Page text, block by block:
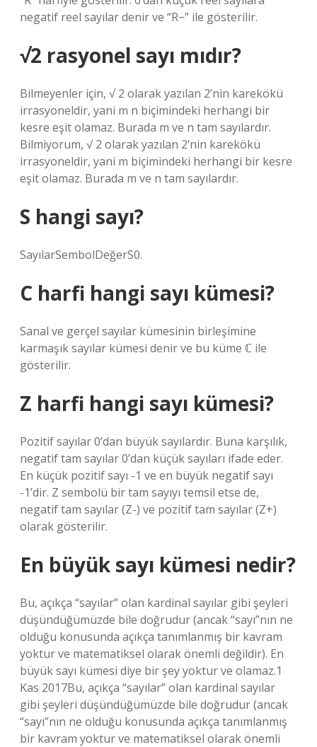
negatif reel sayılar denir ve “R−” ile gösterilir.
√2 rasyonel sayı mıdır?
Bilmeyenler için, √ 2 olarak yazılan 2’nin karekökü
irrasyoneldir, yani m n biçimindeki herhangi bir
kesre eşit olamaz. Burada m ve n tam sayılardır.
Bilmiyorum, √ 2 olarak yazılan 2’nin karekökü
irrasyoneldir, yani m biçimindeki herhangi bir kesre
eşit olamaz. Burada m ve n tam sayılardır.
S hangi sayı?
SayılarSembolDeğerS0.
C harfi hangi sayı kümesi?
Sanal ve gerçel sayılar kümesinin birleşimine
karmaşık sayılar kümesi denir ve bu küme ℂ ile
gösterilir.
Z harfi hangi sayı kümesi?
Pozitif sayılar 0’dan büyük sayılardır. Buna karşılık,
negatif tam sayılar 0’dan küçük sayıları ifade eder.
En küçük pozitif sayı -1 ve en büyük negatif sayı
-1’dir. Z sembolü bir tam sayıyı temsil etse de,
negatif tam sayılar (Z-) ve pozitif tam sayılar (Z+)
olarak gösterilir.
En büyük sayı kümesi nedir?
Bu, açıkça “sayılar” olan kardinal sayılar gibi şeyleri
düşündüğümüzde bile doğrudur (ancak “sayı”nın ne
olduğu konusunda açıkça tanımlanmış bir kavram
yoktur ve matematiksel olarak önemli değildir). En
büyük sayı kümesi diye bir şey yoktur ve olamaz.1
Kas 2017Bu, açıkça “sayılar” olan kardinal sayılar
gibi şeyleri düşündüğümüzde bile doğrudur (ancak
“sayı”nın ne olduğu konusunda açıkça tanımlanmış
bir kavram yoktur ve matematiksel olarak önemli